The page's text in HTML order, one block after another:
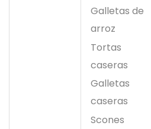
Galletas de
arroz
Tortas
caseras
Galletas
caseras
Scones